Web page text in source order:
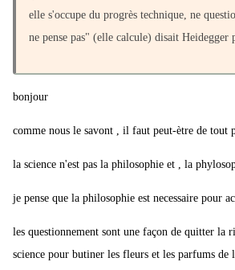
elle s'occupe du progrès technique, ne
ne pense pas" (elle calcule) disait Heidegger
bonjour
comme nous le savont , il faut peut-ètre de tout
la science n'est pas la philosophie et , la
je pense que la philosophie est necessaire pour
les questionnement sont une façon de quitter la
science pour butiner les fleurs et les parfums de